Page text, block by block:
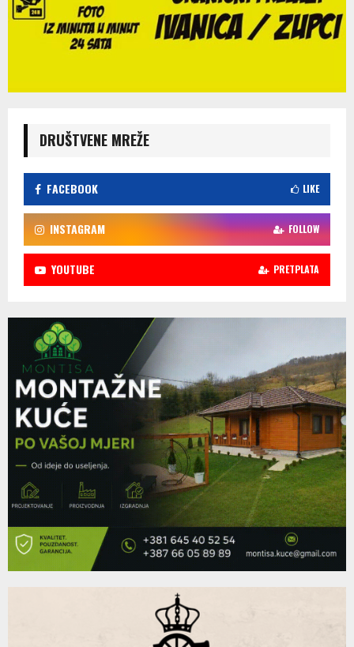
DRUŠTVENE MREŽE
FACEBOOK LIKE
INSTAGRAM FOLLOW
YOUTUBE PRETPLATA